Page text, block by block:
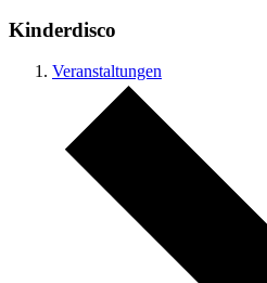
Kinderdisco
Veranstaltungen